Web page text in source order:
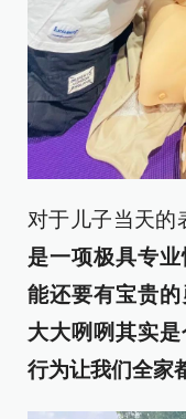
对于儿子当天的
是一项极具专
能还要有宝贵
大大咧咧其实
行为让我们全家